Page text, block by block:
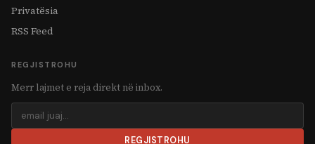
Privatësia
RSS Feed
REGJISTROHU
Merr lajmet e reja direkt në inbox.
REGJISTROHU